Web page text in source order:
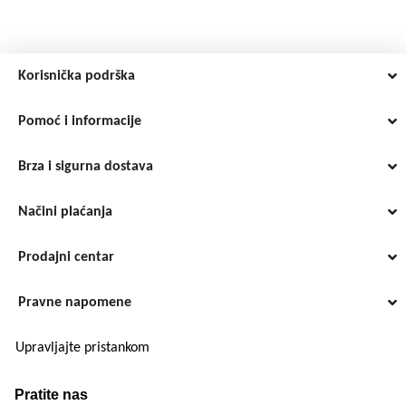
Korisnička podrška
Pomoć i informacije
Brza i sigurna dostava
Načini plaćanja
Prodajni centar
Pravne napomene
Upravljajte pristankom
Pratite nas